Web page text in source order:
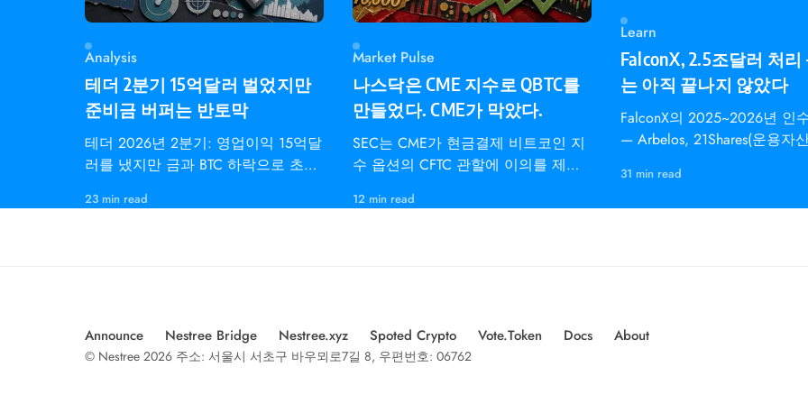
Analysis
테더 2분기 15억달러 벌었지만
준비금 버퍼는 반토막
테더 2026년 2분기: 영업이익 15억달
러를 냈지만 금과 BTC 하락으로 초과
감소.
23 min read
Market Pulse
나스닥은 CME 지수로 QBTC를
만들었다. CME가 막았다.
SEC는 CME가 현금결제 비트코인 지
수 옵션의 CFTC 관할에 이의를 제기
동결했다.
12 min read
Learn
FalconX, 2.5조달러 처
는 아직 끝나지 않았다
FalconX의 2025~2026년 인
— Arbelos, 21Shares(운용자
의미
31 min read
Announce Nestree Bridge Nestree.xyz Spoted Crypto Vote.Token Docs About
© Nestree 2026 주소: 서울시 서초구 바우뫼로7길 8, 우편번호: 06762